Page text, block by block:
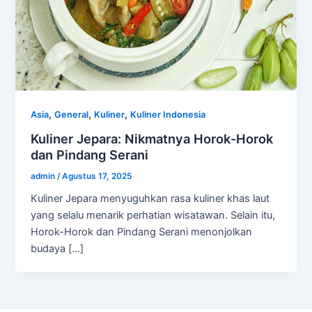
Asia,General, Kuliner, Kuliner Indonesia
Kuliner Jepara: Nikmatnya Horok-Horok
dan Pindang Serani
admin /Agustus 17, 2025
Kuliner Jepara menyuguhkan rasa kuliner khas laut
yang selalu menarik perhatian wisatawan. Selain itu,
Horok-Horok dan Pindang Serani menonjolkan
budaya […]